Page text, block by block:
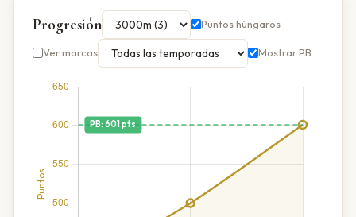
Progresión Puntos húngaros
Ver marcas Mostrar PB